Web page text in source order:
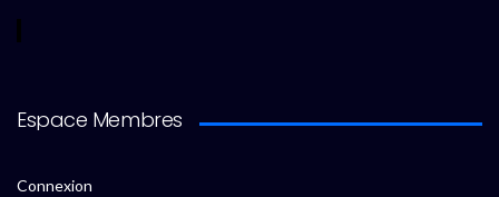
Espace Membres
Connexion